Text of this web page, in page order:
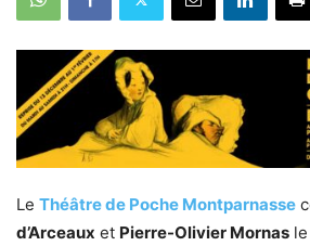
Le Théâtre de Poche Montparnasse
d’Arceaux et Pierre-Olivier Mornas